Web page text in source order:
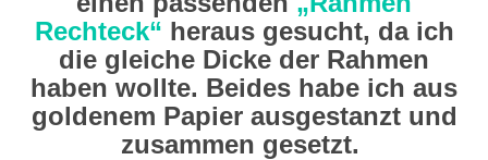
Rechteck“ heraus gesucht, da ich
die gleiche Dicke der Rahmen
haben wollte. Beides habe ich aus
goldenem Papier ausgestanzt und
zusammen gesetzt.